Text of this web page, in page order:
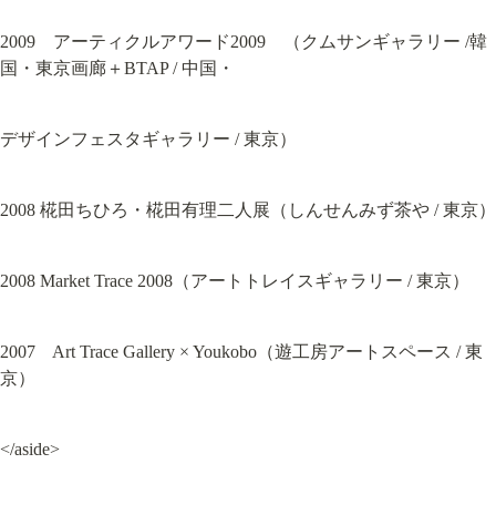
2009　アーティクルアワード2009　（クムサンギャラリー /韓
国・東京画廊＋BTAP / 中国・
デザインフェスタギャラリー / 東京）
2008 椛田ちひろ・椛田有理二人展（しんせんみず茶や / 東京）
2008 Market Trace 2008（アートトレイスギャラリー / 東京）
2007　Art Trace Gallery × Youkobo（遊工房アートスペース / 東
京）
</aside>